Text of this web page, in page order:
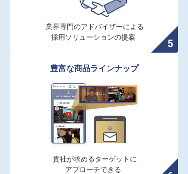
業界専門のアドバイザーによる
採用ソリューションの提案
豊富な商品ラインナップ
貴社が求めるターゲットに
アプローチできる